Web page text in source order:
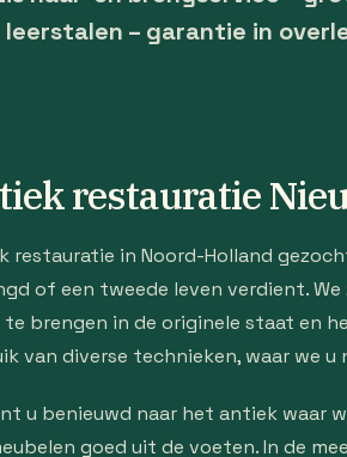
– garantie in
restauratie
restauratie in Noord-Holland
of een tweede leven verdient.
brengen in de originele staat en
van diverse technieken, waar we
u benieuwd naar het antiek waar
goed uit de voeten. In de